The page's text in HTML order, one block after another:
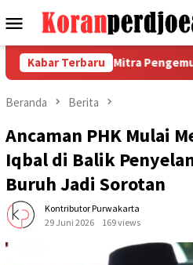
ke
Menu
Mobile
Kabar Terbaru
Mitra Pengemudi
Beranda Berita
Ancaman PHK Mulai
Iqbal di Balik
Buruh Jadi Sorotan
Kontributor Purwakarta
29 Juni 2026
169 views